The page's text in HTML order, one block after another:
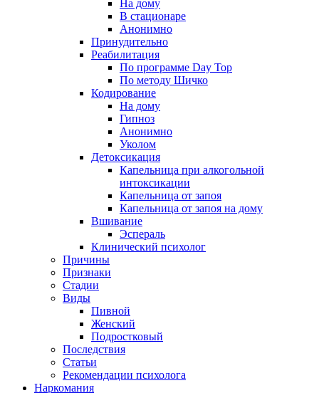
На дому
В стационаре
Анонимно
Принудительно
Реабилитация
По программе Day Top
По методу Шичко
Кодирование
На дому
Гипноз
Анонимно
Уколом
Детоксикация
Капельница при алкогольной
интоксикации
Капельница от запоя
Капельница от запоя на дому
Вшивание
Эспераль
Клинический психолог
Причины
Признаки
Стадии
Виды
Пивной
Женский
Подростковый
Последствия
Статьи
Рекомендации психолога
Наркомания